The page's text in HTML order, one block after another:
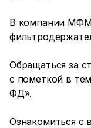
В компании
Обращаться за
с пометкой в
ФД».
Ознакомиться с